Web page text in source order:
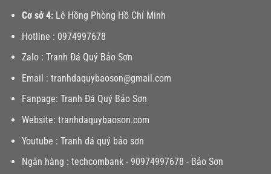
Cơ sở 4:Lê Hồng Phòng Hồ Chí Minh
Hotline : 0974997678
Zalo : Tranh Đá Quý Bảo Sơn
Email : tranhdaquybaoson@gmail.com
Fanpage: Tranh Đá Quý Bảo Sơn
Website: tranhdaquybaoson.com
Youtube : Tranh đá quý bảo sơn
Ngân hàng : techcombank - 90974997678 - Bảo Sơn